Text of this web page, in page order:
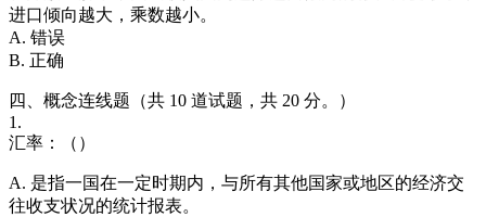
进口倾向越大，乘数越小。
A. 错误
B. 正确
四、概念连线题（共 10 道试题，共 20 分。）
1.
汇率：（）
A. 是指一国在一定时期内，与所有其他国家或地区的经济交
往收支状况的统计报表。